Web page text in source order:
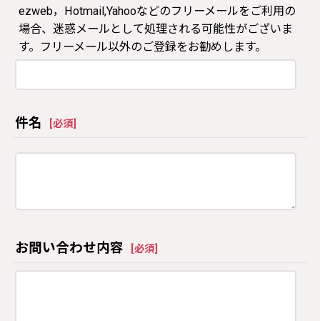
ezweb，Hotmail,Yahooなどのフリーメールをご利用の
場合、迷惑メールとして処理される可能性がございま
す。フリーメール以外のご登録をお勧めします。
件名 必須
お問い合わせ内容 必須